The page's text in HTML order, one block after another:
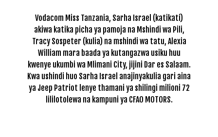
Vodacom Miss Tanzania, Sarha Israel (katikati)
akiwa katika picha ya pamoja na Mshindi wa Pili,
Tracy Sospeter (kulia) na mshindi wa tatu, Alexia
William mara baada ya kutangazwa usiku huu
kwenye ukumbi wa Mlimani City, jijini Dar es Salaam.
Kwa ushindi huo Sarha Israel anajinyakulia gari aina
ya Jeep Patriot lenye thamani ya shilingi milioni 72
lililotolewa na kampuni ya CFAO MOTORS.